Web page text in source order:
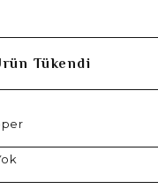
Tükendi